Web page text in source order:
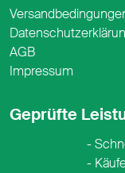
AGB
Impressum
Geprüfte